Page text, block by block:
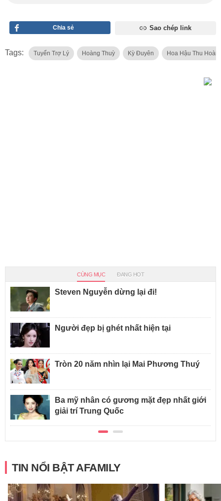
Chia sẻ Sao chép link
Tags: Tuyển Trợ Lý Hoàng Thuỳ Kỳ Đuyên Hoa Hậu Thu Hoài
CÙNG MỤC ĐANG HOT
Steven Nguyễn dừng lại đi!
Người đẹp bị ghét nhất hiện tại
Tròn 20 năm nhìn lại Mai Phương Thuý
Ba mỹ nhân có gương mặt đẹp nhất giới
giải trí Trung Quốc
TIN NỔI BẬT AFAMILY